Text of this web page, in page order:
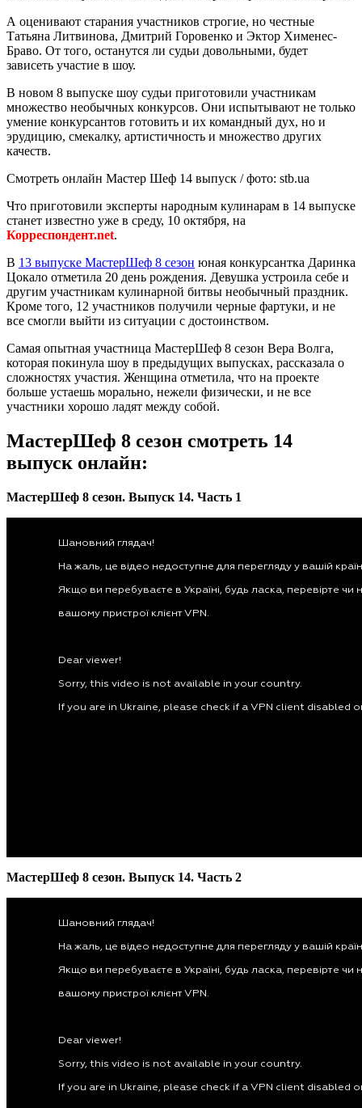
А оценивают старания участников строгие, но честные
Татьяна Литвинова, Дмитрий Горовенко и Эктор Хименес-
Браво. От того, останутся ли судьи довольными, будет
зависеть участие в шоу.
В новом 8 выпуске шоу судьи приготовили участникам
множество необычных конкурсов. Они испытывают не только
умение конкурсантов готовить и их командный дух, но и
эрудицию, смекалку, артистичность и множество других
качеств.
Смотреть онлайн Мастер Шеф 14 выпуск / фото: stb.ua
Что приготовили эксперты народным кулинарам в 14 выпуске
станет известно уже в среду, 10 октября, на
Корреспондент.net.
В 13 выпуске МастерШеф 8 сезон юная конкурсантка Даринка
Цокало отметила 20 день рождения. Девушка устроила себе и
другим участникам кулинарной битвы необычный праздник.
Кроме того, 12 участников получили черные фартуки, и не
все смогли выйти из ситуации с достоинством.
Самая опытная участница МастерШеф 8 сезон Вера Волга,
которая покинула шоу в предыдущих выпусках, рассказала о
сложностях участия. Женщина отметила, что на проекте
больше устаешь морально, нежели физически, и не все
участники хорошо ладят между собой.
МастерШеф 8 сезон смотреть 14
выпуск онлайн:
МастерШеф 8 сезон. Выпуск 14. Часть 1
МастерШеф 8 сезон. Выпуск 14. Часть 2